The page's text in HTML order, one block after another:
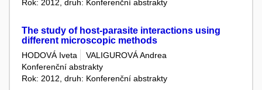
Rok: 2012, druh: Konferenční abstrakty
The study of host-parasite interactions using
different microscopic methods
HODOVÁ Iveta
VALIGUROVÁ Andrea
Konferenční abstrakty
Rok: 2012, druh: Konferenční abstrakty